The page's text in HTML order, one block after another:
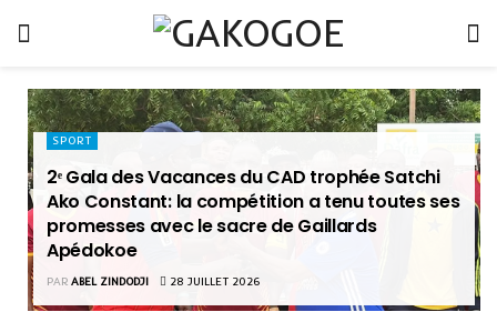
SPORT
2ᵉ Gala des Vacances du CAD trophée Satchi
Ako Constant: la compétition a tenu toutes ses
promesses avec le sacre de Gaillards
Apédokoe
PAR ABEL ZINDODJI 28 JUILLET 2026